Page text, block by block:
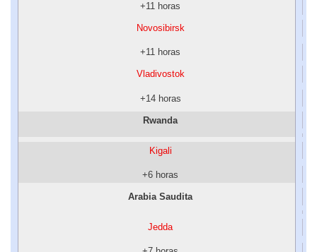
+11 horas
Novosibirsk
+11 horas
Vladivostok
+14 horas
Rwanda
Kigali
+6 horas
Arabia Saudita
Jedda